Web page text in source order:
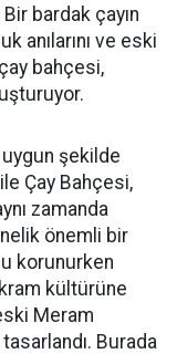
bardak çayın
anılarını ve eski
bahçesi,
uygun şekilde
Çay Bahçesi,
zamanda
önemli bir
korunurken
kültürüne
Meram
Burada